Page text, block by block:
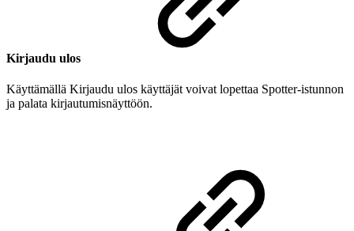
Kirjaudu ulos
Käyttämällä Kirjaudu ulos käyttäjät voivat lopettaa Spotter-istunnon
ja palata kirjautumisnäyttöön.